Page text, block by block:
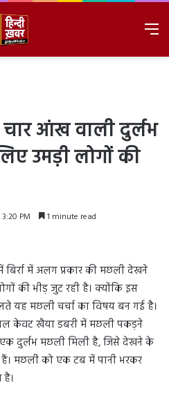
आंख वाली दुर्लभ
उमड़ी लोगों की
PM 1 minute read
में अलग प्रकार की मछली देखने
की भीड़ जुट रही है। क्योंकि इस
यह मछली चर्चा का विषय बन गई है।
केवट खैया डबरी में मछली पकड़ने
दुर्लभ मछली मिली है, जिसे देखने के
मछली को एक टब में पानी भरकर